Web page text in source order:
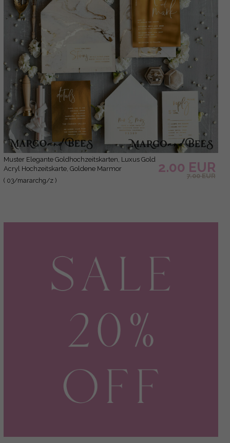
muster Elegante Goldhochzeitskarten, Luxus Gold
Acryl Hochzeitskarte, Goldene Marmor
Hochzeitskarten, Bogen Glamour Hochzeits
( 03/mararchg/z )
2.00 EUR
7.00 EUR